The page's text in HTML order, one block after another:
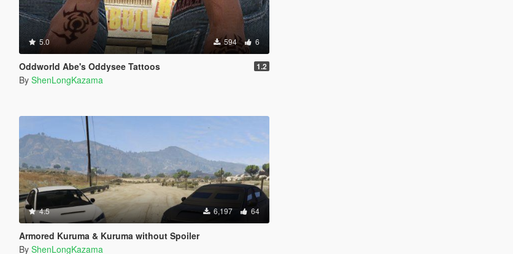
5.0 594 6
Oddworld Abe's Oddysee Tattoos 1.2
By ShenLongKazama
4.5 6,197 64
Armored Kuruma & Kuruma without Spoiler
By ShenLongKazama